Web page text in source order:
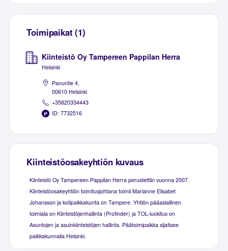
Toimipaikat (1)
Kiinteistö Oy Tampereen Pappilan Herra
Helsinki
Panuntie 4,
00610 Helsinki
+35820334443
ID: 7732516
Kiinteistöosakeyhtiön kuvaus
Kiinteistö Oy Tampereen Pappilan Herra perustettiin vuonna 2007.
Kiinteistöosakeyhtiön toimitusjohtana toimii Marianne Elisabet
Johansson ja kotipaikkakunta on Tampere. Yhtiön pääasiallinen
toimiala on Kiinteistöjenhallinta (Profinder) ja TOL-luokitus on
Asuntojen ja asuinkiinteistöjen hallinta. Päätoimipaikka sijaitsee
paikkakunnalla Helsinki.